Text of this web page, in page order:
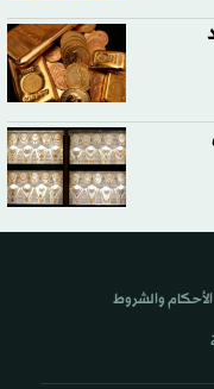
الأحكام والشروط